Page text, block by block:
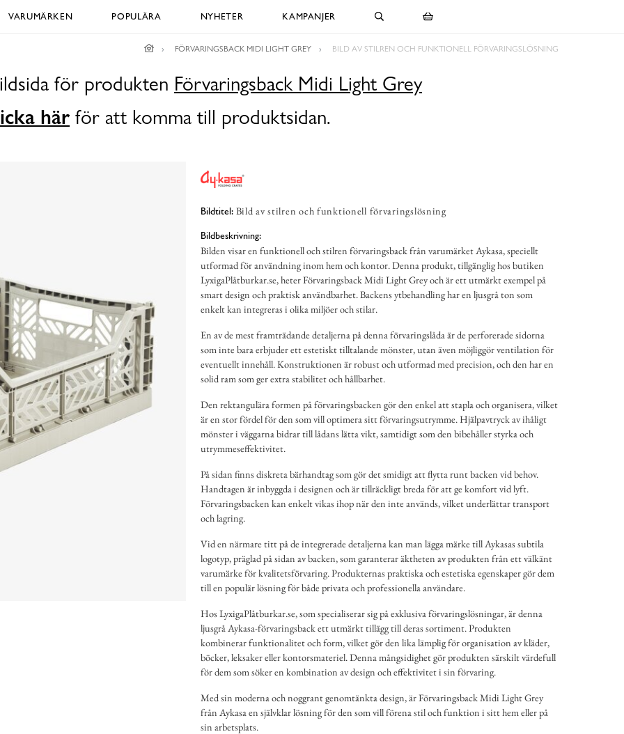
VARUMÄRKEN POPULÄRA NYHETER KAMPANJER
FÖRVARINGSBACK MIDI LIGHT GREY BILD AV STILREN OCH FUNKTIONELL FÖRVARINGSLÖSNING
för produkten Förvaringsback Midi Light Grey
här för att komma till produktsidan.
Bildtitel: Bild av stilren och funktionell förvaringslösning
Bildbeskrivning:
Bilden visar en funktionell och stilren förvaringsback från varumärket Aykasa, speciellt
utformad för användning inom hem och kontor. Denna produkt, tillgänglig hos butiken
LyxigaPlåtburkar.se, heter Förvaringsback Midi Light Grey och är ett utmärkt exempel på
smart design och praktisk användbarhet. Backens ytbehandling har en ljusgrå ton som
enkelt kan integreras i olika miljöer och stilar.
En av de mest framträdande detaljerna på denna förvaringslåda är de perforerade sidorna
som inte bara erbjuder ett estetiskt tilltalande mönster, utan även möjliggör ventilation för
eventuellt innehåll. Konstruktionen är robust och utformad med precision, och den har en
solid ram som ger extra stabilitet och hållbarhet.
Den rektangulära formen på förvaringsbacken gör den enkel att stapla och organisera, vilket
är en stor fördel för den som vill optimera sitt förvaringsutrymme. Hjälpavtryck av ihåligt
mönster i väggarna bidrar till lådans lätta vikt, samtidigt som den bibehåller styrka och
utrymmeseffektivitet.
På sidan finns diskreta bärhandtag som gör det smidigt att flytta runt backen vid behov.
Handtagen är inbyggda i designen och är tillräckligt breda för att ge komfort vid lyft.
Förvaringsbacken kan enkelt vikas ihop när den inte används, vilket underlättar transport
och lagring.
Vid en närmare titt på de integrerade detaljerna kan man lägga märke till Aykasas subtila
logotyp, präglad på sidan av backen, som garanterar äktheten av produkten från ett välkänt
varumärke för kvalitetsförvaring. Produkternas praktiska och estetiska egenskaper gör dem
till en populär lösning för både privata och professionella användare.
Hos LyxigaPlåtburkar.se, som specialiserar sig på exklusiva förvaringslösningar, är denna
ljusgrå Aykasa-förvaringsback ett utmärkt tillägg till deras sortiment. Produkten
kombinerar funktionalitet och form, vilket gör den lika lämplig för organisation av kläder,
böcker, leksaker eller kontorsmateriel. Denna mångsidighet gör produkten särskilt värdefull
för dem som söker en kombination av design och effektivitet i sin förvaring.
Med sin moderna och noggrant genomtänkta design, är Förvaringsback Midi Light Grey
från Aykasa en självklar lösning för den som vill förena stil och funktion i sitt hem eller på
sin arbetsplats.